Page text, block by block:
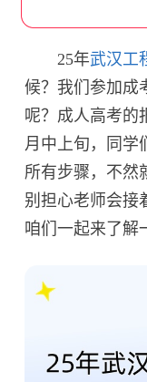
25年武汉工
候？我们参加成
呢？成人高考的
月中上旬，同学
所有步骤，不然
别担心老师会接
咱们一起来了解